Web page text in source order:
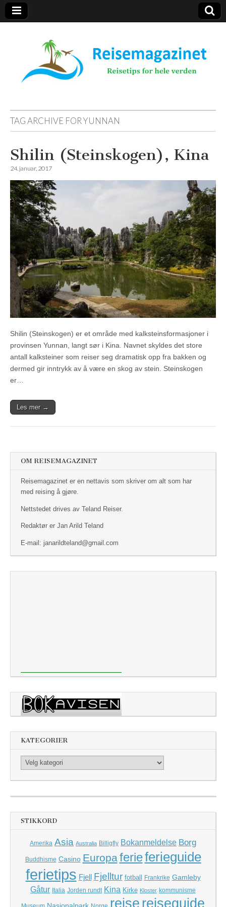
Reisemagazinet
TAG ARCHIVE FORYUNNAN
Shilin (Steinskogen), Kina
24. januar, 2017
Shilin (Steinskogen) er et område med kalksteinsformasjoner i
provinsen Yunnan, langt sør i Kina. Navnet skyldes det store
antall kalksteiner som reiser seg dramatisk opp fra bakken og
dermed gir inntrykk av å være en skog av stein. Steinskogen
er…
Les mer →
OM REISEMAGAZINET
Reisemagazinet er en nettavis som skriver om alt som har
med reising å gjøre.
Nettstedet drives av Teland Reiser.
Redaktør er Jan Arild Teland
E-mail: janarildteland@gmail.com
KATEGORIER
Kategorier
STIKKORD
Amerika Asia Australia Billigfly Bokanmeldelse Borg
Buddhisme Casino Europa ferieferieguide
ferietips Fjell Fjelltur fotball Frankrike Gamleby
Gåtur Italia Jorden rundt Kina Kirke Kloster kommunisme
Nasjonalpark Norge reise reiseguide